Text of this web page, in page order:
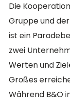
Die
Gruppe und der
ist ein
zwei
Werten und
Großes
Während B&O